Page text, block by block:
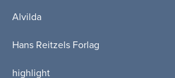
Alvilda
Hans Reitzels Forlag
highlight